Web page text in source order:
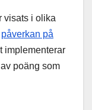
visats i olika
påverkan på
implementerar
poäng som